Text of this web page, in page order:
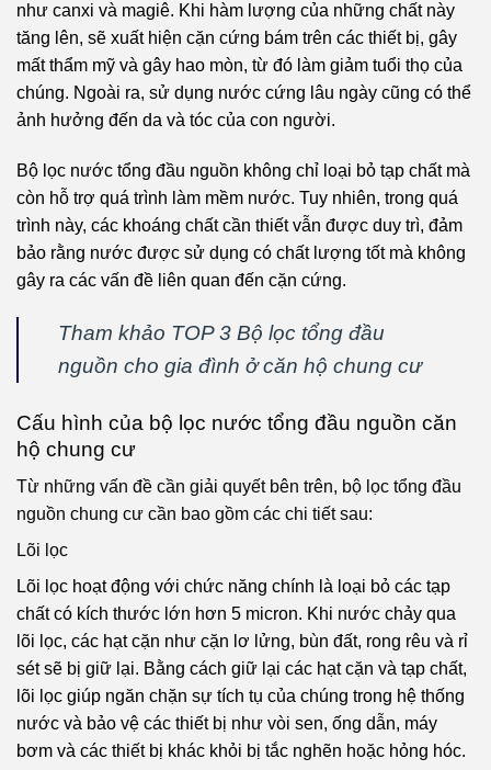
như canxi và magiê. Khi hàm lượng của những chất này
tăng lên, sẽ xuất hiện cặn cứng bám trên các thiết bị, gây
mất thẩm mỹ và gây hao mòn, từ đó làm giảm tuổi thọ của
chúng. Ngoài ra, sử dụng nước cứng lâu ngày cũng có thể
ảnh hưởng đến da và tóc của con người.
Bộ lọc nước tổng đầu nguồn không chỉ loại bỏ tạp chất mà
còn hỗ trợ quá trình làm mềm nước. Tuy nhiên, trong quá
trình này, các khoáng chất cần thiết vẫn được duy trì, đảm
bảo rằng nước được sử dụng có chất lượng tốt mà không
gây ra các vấn đề liên quan đến cặn cứng.
Tham khảo TOP 3 Bộ lọc tổng đầu
nguồn cho gia đình ở căn hộ chung cư
Cấu hình của bộ lọc nước tổng đầu nguồn căn
hộ chung cư
Từ những vấn đề cần giải quyết bên trên, bộ lọc tổng đầu
nguồn chung cư cần bao gồm các chi tiết sau:
Lõi lọc
Lõi lọc hoạt động với chức năng chính là loại bỏ các tạp
chất có kích thước lớn hơn 5 micron. Khi nước chảy qua
lõi lọc, các hạt cặn như cặn lơ lửng, bùn đất, rong rêu và rỉ
sét sẽ bị giữ lại. Bằng cách giữ lại các hạt cặn và tạp chất,
lõi lọc giúp ngăn chặn sự tích tụ của chúng trong hệ thống
nước và bảo vệ các thiết bị như vòi sen, ống dẫn, máy
bơm và các thiết bị khác khỏi bị tắc nghẽn hoặc hỏng hóc.